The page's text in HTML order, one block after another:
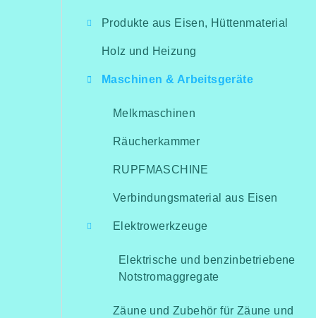
Produkte aus Eisen, Hüttenmaterial
Holz und Heizung
Maschinen & Arbeitsgeräte
Melkmaschinen
Räucherkammer
RUPFMASCHINE
Verbindungsmaterial aus Eisen
Elektrowerkzeuge
Elektrische und benzinbetriebene
Notstromaggregate
Zäune und Zubehör für Zäune und